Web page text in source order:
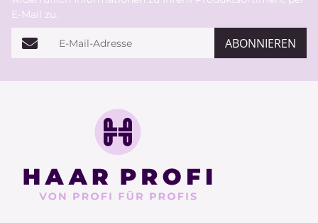
E-Mail zu.
E-Mail-Adresse ABONNIEREN